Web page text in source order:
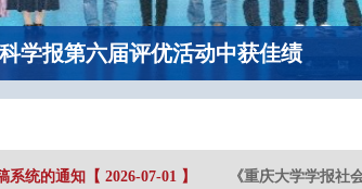
学报第六届评优活动中获佳绩
统的通知【 2026-07-01】 《重庆大学学报社会